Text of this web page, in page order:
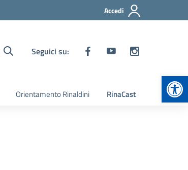
Accedi
Seguici su:
Orientamento Rinaldini RinaCast